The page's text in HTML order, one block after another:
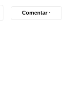
Comentar ·